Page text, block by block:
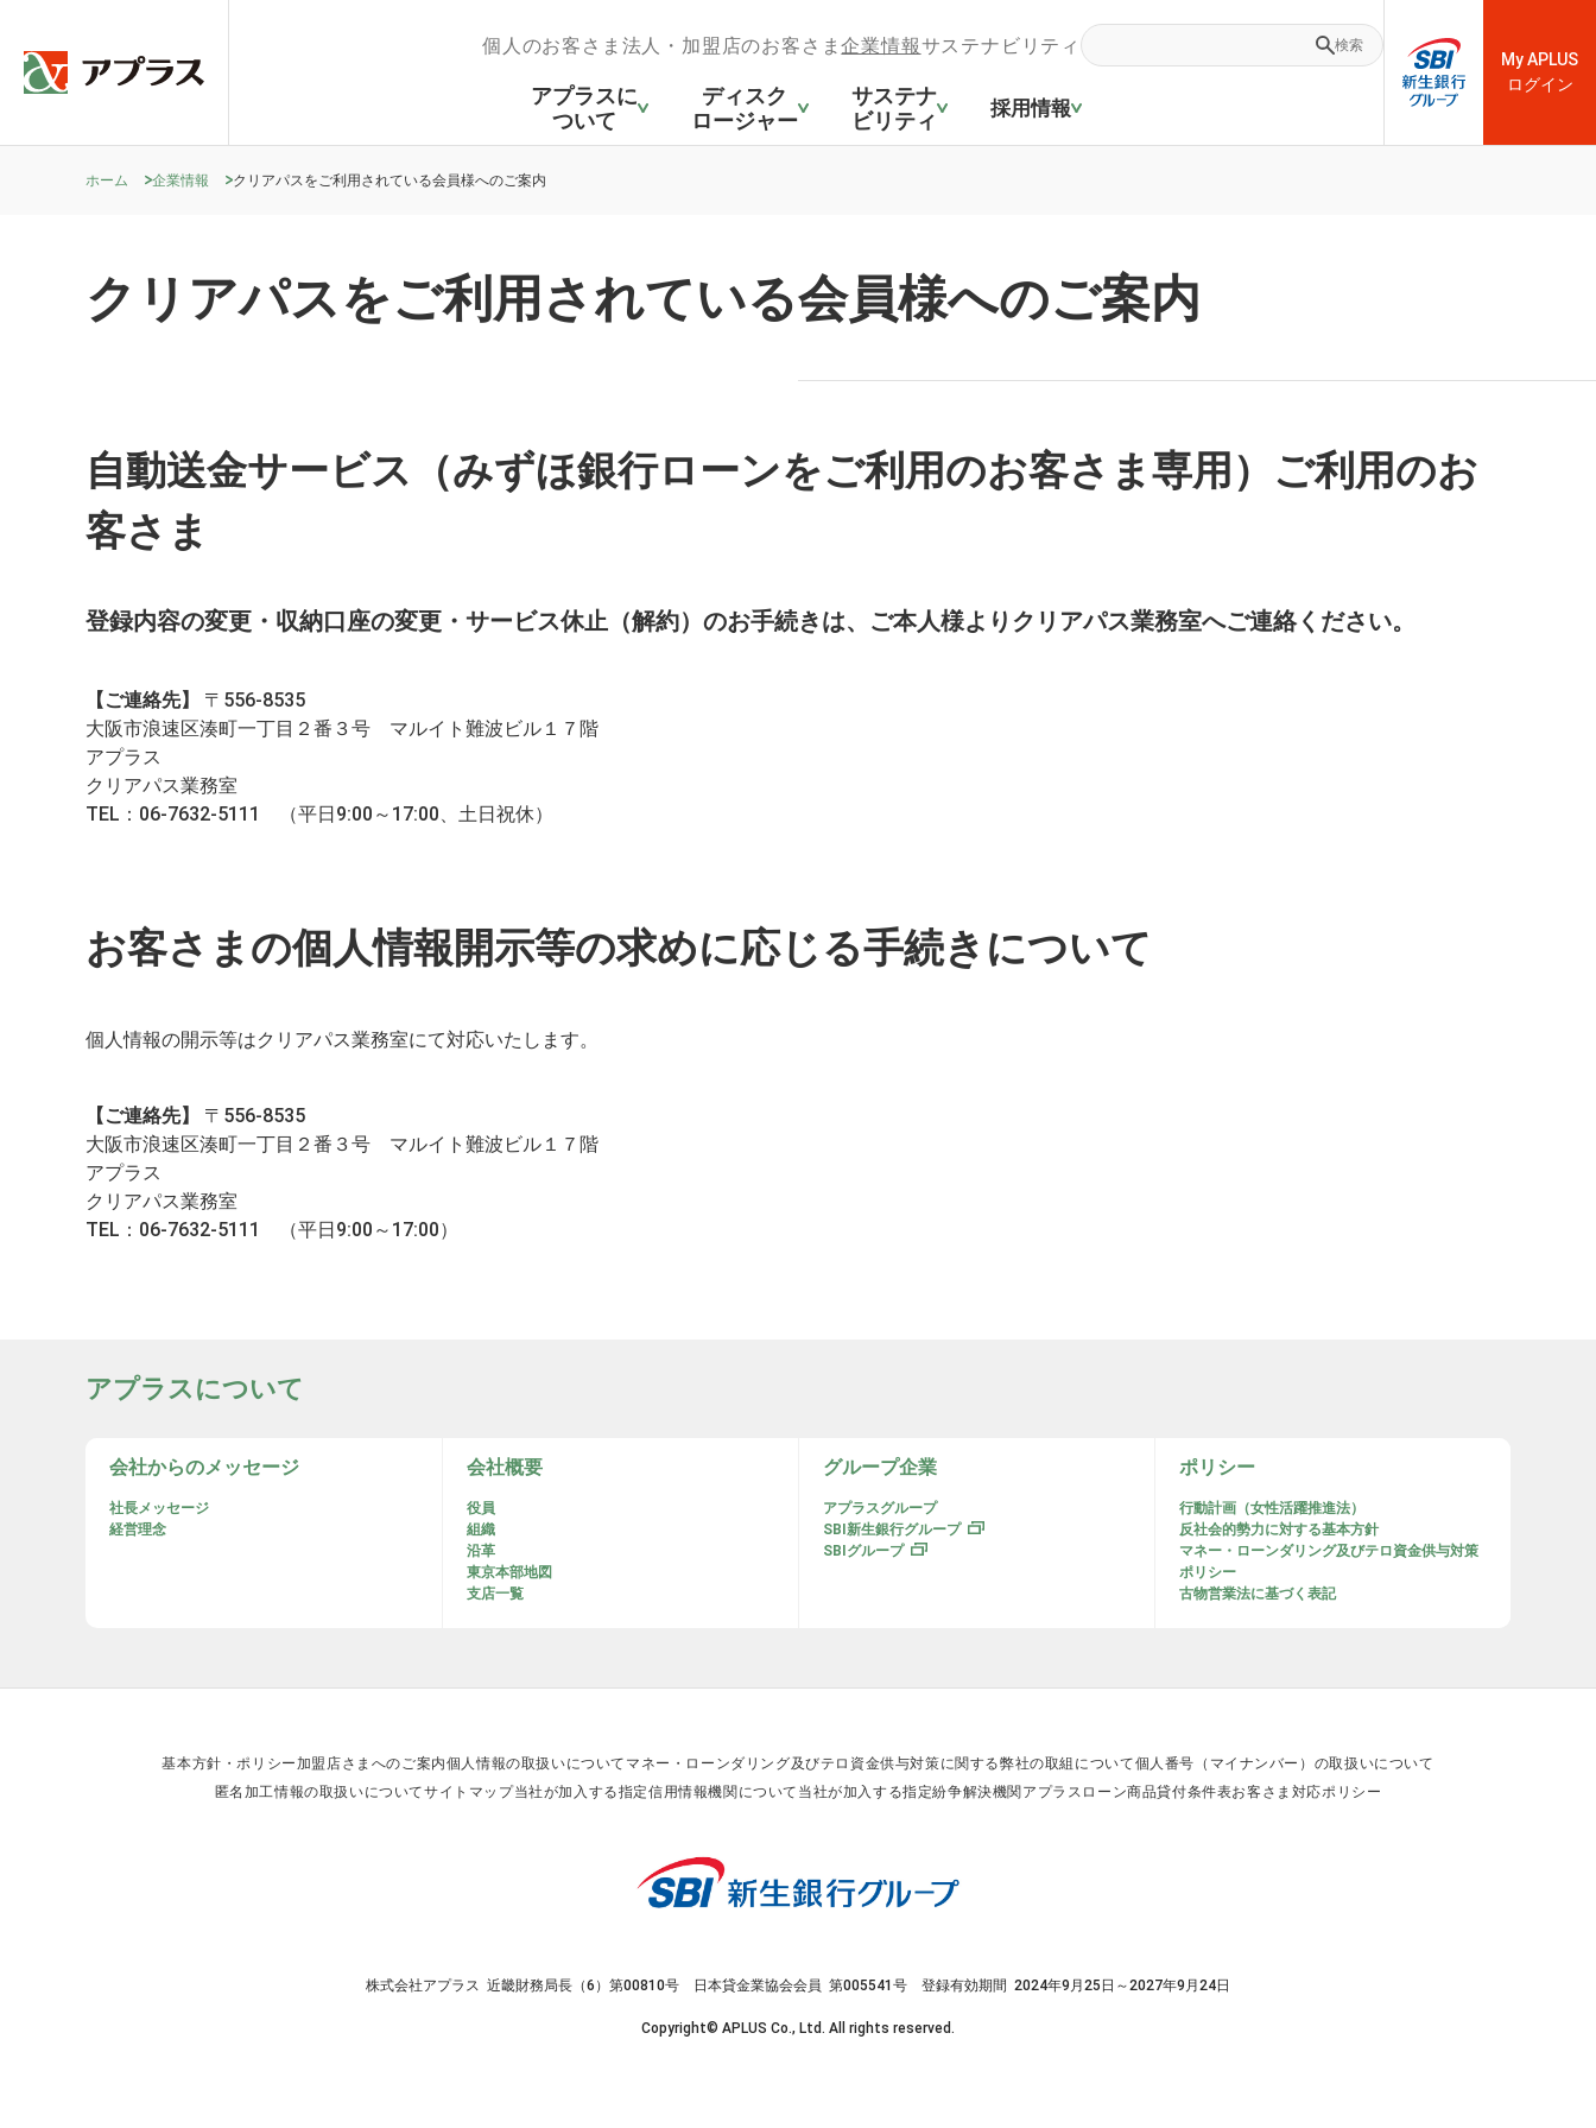
個人のお客さま 法人・加盟店のお客さま企業情報サステナビリティ 検索
アプラスに
ついて
ディスク
ロージャー
サステナ
ビリティ
採用情報
My APLUS
ログイン
ホーム 企業情報 クリアパスをご利用されている会員様へのご案内
クリアパスをご利用されている会員様へのご案内
自動送金サービス（みずほ銀行ローンをご利用のお客さま専用）ご利用のお
客さま
登録内容の変更・収納口座の変更・サービス休止（解約）のお手続きは、ご本人様よりクリアパス業務室へご連絡ください。
【ご連絡先】
〒556-8535
大阪市浪速区湊町一丁目２番３号 マルイト難波ビル１７階
アプラス
クリアパス業務室
TEL：06-7632-5111 （平日9:00～17:00、土日祝休）
お客さまの個人情報開示等の求めに応じる手続きについて
個人情報の開示等はクリアパス業務室にて対応いたします。
【ご連絡先】
〒556-8535
大阪市浪速区湊町一丁目２番３号 マルイト難波ビル１７階
アプラス
クリアパス業務室
TEL：06-7632-5111 （平日9:00～17:00）
アプラスについて
会社からのメッセージ
社長メッセージ
経営理念
会社概要
役員
組織
沿革
東京本部地図
支店一覧
グループ企業
アプラスグループ
SBI新生銀行グループ
SBIグループ
ポリシー
行動計画（女性活躍推進法）
反社会的勢力に対する基本方針
マネー・ローンダリング及びテロ資金供与対策
ポリシー
古物営業法に基づく表記
基本方針・ポリシー加盟店さまへのご案内個人情報の取扱いについて マネー・ローンダリング及びテロ資金供与対策に関する弊社の取組について個人番号（マイナンバー）の取扱いについて
匿名加工情報の取扱いについてサイトマップ当社が加入する指定信用情報機関について 当社が加入する指定紛争解決機関 アプラスローン商品貸付条件表お客さま対応ポリシー
株式会社アプラス 近畿財務局長（6）第00810号 日本貸金業協会会員 第005541号 登録有効期間 2024年9月25日～2027年9月24日
Copyright© APLUS Co., Ltd. All rights reserved.